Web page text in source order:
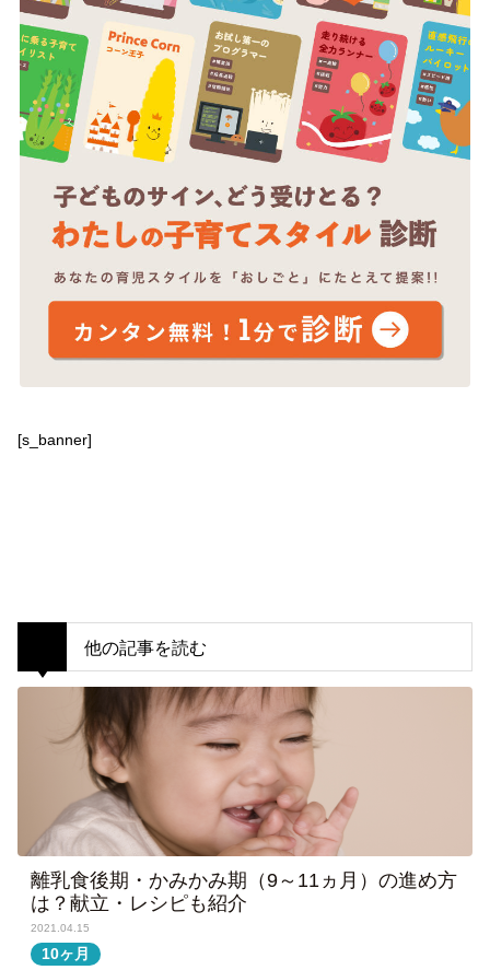
[s_banner]
他の記事を読む
離乳食後期・かみかみ期（9～11ヵ月）の進め方
は？献立・レシピも紹介
2021.04.15
10ヶ月